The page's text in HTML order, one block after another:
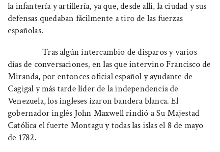
la infantería y artillería, ya que, desde allí, la ciudad y sus
defensas quedaban fácilmente a tiro de las fuerzas
españolas.
Tras algún intercambio de disparos y varios
días de conversaciones, en las que intervino Francisco de
Miranda, por entonces oficial español y ayudante de
Cagigal y más tarde líder de la independencia de
Venezuela, los ingleses izaron bandera blanca. El
gobernador inglés John Maxwell rindió a Su Majestad
Católica el fuerte Montagu y todas las islas el 8 de mayo
de 1782.